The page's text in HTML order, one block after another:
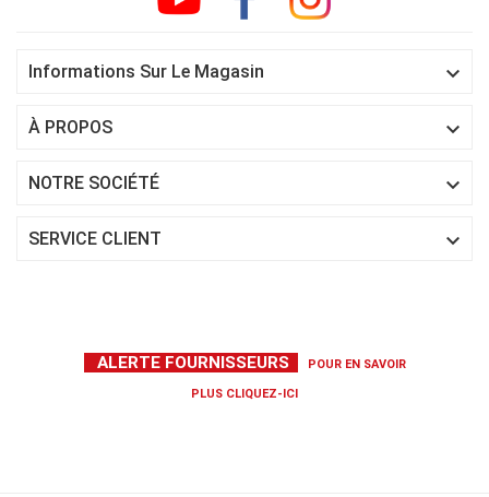
Informations Sur Le Magasin 
À PROPOS 
NOTRE SOCIÉTÉ 
SERVICE CLIENT 
ALERTE FOURNISSEURS POUR EN SAVOIR
PLUS CLIQUEZ-ICI